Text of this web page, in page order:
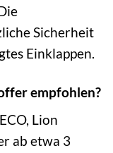
Sicherheit
Einklappen.
empfohlen?
Lion
ab etwa 3